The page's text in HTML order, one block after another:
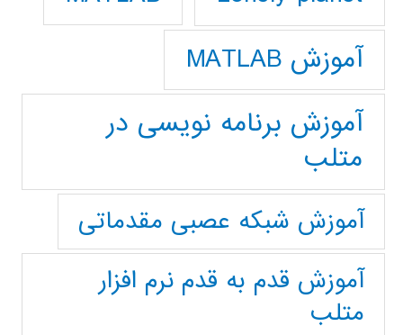
آموزش MATLAB
آموزش برنامه نویسی در
متلب
آموزش شبکه عصبی مقدماتی
آموزش قدم به قدم نرم افزار
متلب